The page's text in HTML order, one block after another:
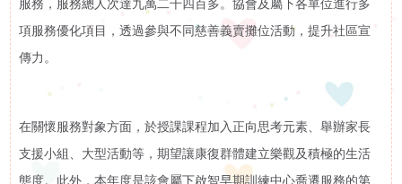
集
下
啟智學校
啟智早期訓練中心
啟能中心
啟康中心
心明治小食店
服務，服務總人次達九萬二千四百多。協會及屬下各單位進行多
項服務優化項目，透過參與不同慈善義賣攤位活動，提升社區宣
傳力。
在關懷服務對象方面，於授課課程加入正向思考元素、舉辦家長
支援小組、大型活動等，期望讓康復群體建立樂觀及積極的生活
態度。此外，本年度是該會屬下啟智早期訓練中心喬遷服務的第